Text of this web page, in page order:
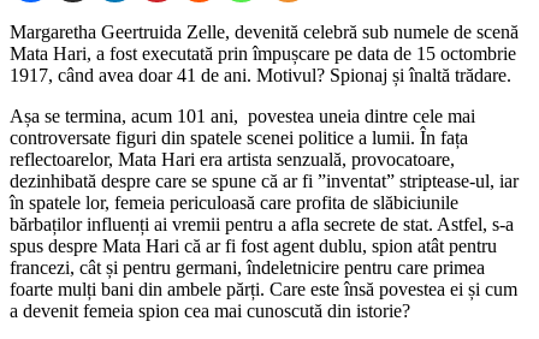
Margaretha Geertruida Zelle, devenită celebră sub numele de scenă
Mata Hari, a fost executată prin împușcare pe data de 15 octombrie
1917, când avea doar 41 de ani. Motivul? Spionaj și înaltă trădare.
Așa se termina, acum 101 ani, povestea uneia dintre cele mai
controversate figuri din spatele scenei politice a lumii. În fața
reflectoarelor, Mata Hari era artista senzuală, provocatoare,
dezinhibată despre care se spune că ar fi ”inventat” striptease-ul, iar
în spatele lor, femeia periculoasă care profita de slăbiciunile
bărbaților influenți ai vremii pentru a afla secrete de stat. Astfel, s-a
spus despre Mata Hari că ar fi fost agent dublu, spion atât pentru
francezi, cât și pentru germani, îndeletnicire pentru care primea
foarte mulți bani din ambele părți. Care este însă povestea ei și cum
a devenit femeia spion cea mai cunoscută din istorie?